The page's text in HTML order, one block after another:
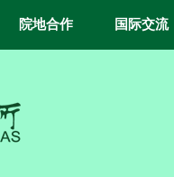
院地合作 国际交流